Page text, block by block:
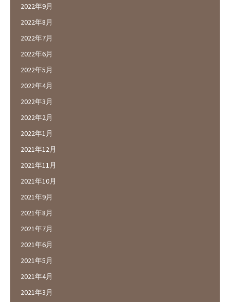
2022年9月
2022年8月
2022年7月
2022年6月
2022年5月
2022年4月
2022年3月
2022年2月
2022年1月
2021年12月
2021年11月
2021年10月
2021年9月
2021年8月
2021年7月
2021年6月
2021年5月
2021年4月
2021年3月